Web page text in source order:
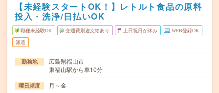
【未経験スタートOK！】レトルト食品の原料
投入・洗浄/日払いOK
職種未経験OK 交通費別途支給あり 土日祝日が休み WEB登録OK
派遣
勤務地
広島県福山市
東福山駅から車10分
曜日頻度 月～金